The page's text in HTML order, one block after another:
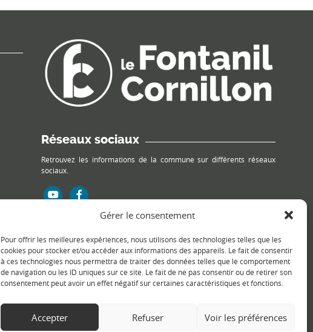
Gérer le consentement
Pour offrir les meilleures expériences, nous utilisons des technologies telles que les
cookies pour stocker et/ou accéder aux informations des appareils. Le fait de consentir
à ces technologies nous permettra de traiter des données telles que le comportement
de navigation ou les ID uniques sur ce site. Le fait de ne pas consentir ou de retirer son
consentement peut avoir un effet négatif sur certaines caractéristiques et fonctions.
Accepter Refuser Voir les préférences
Réseaux sociaux
Retrouvez les informations de la commune sur différents réseaux
sociaux.